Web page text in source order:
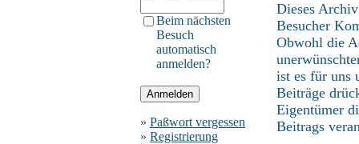
Beim nächsten
Besuch
automatisch
anmelden?
» Paßwort vergessen
» Registrierung
Dieses
Besucher
Obwohl die
ist es für uns
Beiträge
Eigentümer
Beitrags